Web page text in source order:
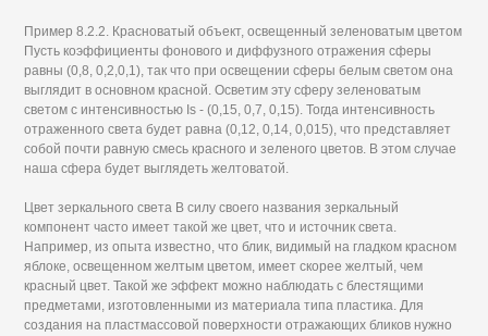
Пример 8.2.2. Красноватый объект, освещенный зеленоватым цветом
Пусть коэффициенты фонового и диффузного отражения сферы
равны (0,8, 0,2,0,1), так что при освещении сферы белым светом она
выглядит в основном красной. Осветим эту сферу зеленоватым
светом с интенсивностью Is - (0,15, 0,7, 0,15). Тогда интенсивность
отраженного света будет равна (0,12, 0,14, 0,015), что представляет
собой почти равную смесь красного и зеленого цветов. В этом случае
наша сфера будет выглядеть желтоватой.
Цвет зеркального света В силу своего названия зеркальный
компонент часто имеет такой же цвет, что и источник света.
Например, из опыта известно, что блик, видимый на гладком красном
яблоке, освещенном желтым цветом, имеет скорее желтый, чем
красный цвет. Такой же эффект можно наблюдать с блестящими
предметами, изготовленными из материала типа пластика. Для
создания на пластмассовой поверхности отражающих бликов нужно